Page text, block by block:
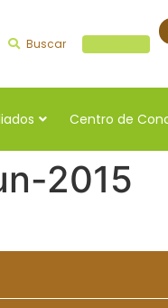
Buscar
Centro de
2015